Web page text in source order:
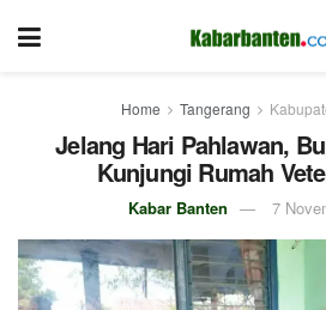
Home Tangerang
Jelang Hari Pahlawan,
Kunjungi Rumah
Kabar Banten 7